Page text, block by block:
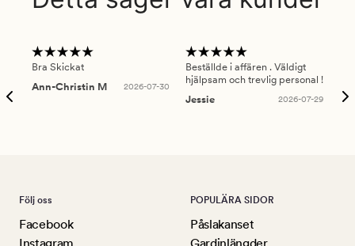
Bra Skickat
Ann-Christin M
2026-07-30
Beställde i affären . Väldigt
hjälpsam och trevlig personal !
Jessie
2026-07-29
Följ oss
Facebook
POPULÄRA SIDOR
Påslakanset